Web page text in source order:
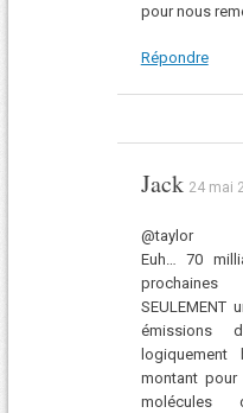
pour nous
Répondre
Jack 24 mai
@taylor
Euh… 70
émissions
montant pour